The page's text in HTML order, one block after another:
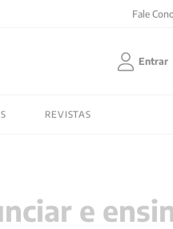
Fale
Entrar
REVISTAS
e